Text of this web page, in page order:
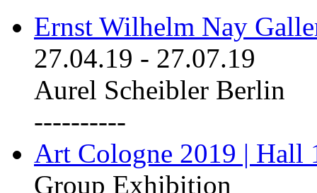
Ernst Wilhelm Nay
27.04.19 - 27.07.19
Aurel Scheibler Berlin
----------
Art Cologne 2019 | Hall
Group Exhibition